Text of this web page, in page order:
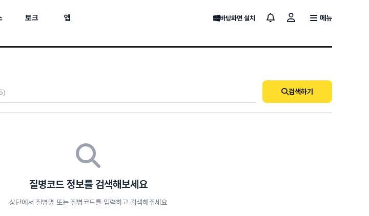
토크 앱 바탕화면 설치 메뉴
검색하기
질병코드 정보를 검색해보세요
상단에서 질병명 또는 질병코드를 입력하고 검색해주세요